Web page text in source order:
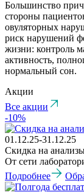
Большинство
стороны
овуляторных
риск нарушений
жизни: контроль
активность,
нормальный сон.
Акции
Все акции
-10%
01.12.25-31.12.25
Скидка на
От сети
Подробнее